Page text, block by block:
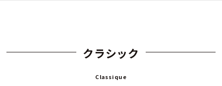
クラシック
Classique